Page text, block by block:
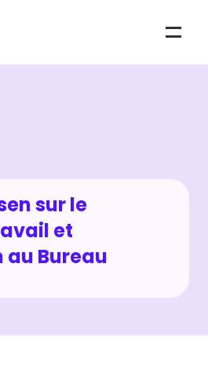
sur le
et
Bureau